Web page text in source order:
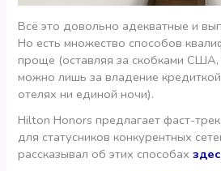
Всё это довольно адекватные и
Но есть множество способов
проще (оставляя за скобками США,
можно лишь за владение
отелях ни единой ночи).
Hilton Honors предлагает фаст-
для статусников конкурентных
рассказывал об этих способах